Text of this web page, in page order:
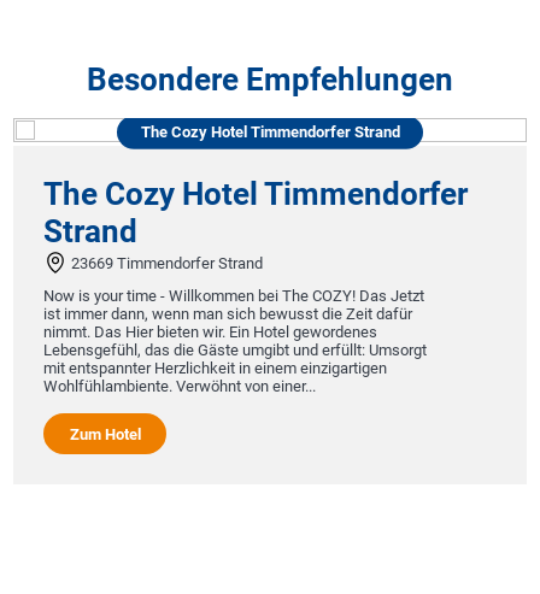
Besondere Empfehlungen
The Cozy Hotel Timmendorfer Strand
The Cozy Hotel Timmendorfer
Strand
23669 Timmendorfer Strand
Now is your time - Willkommen bei The COZY! Das Jetzt
ist immer dann, wenn man sich bewusst die Zeit dafür
nimmt. Das Hier bieten wir. Ein Hotel gewordenes
Lebensgefühl, das die Gäste umgibt und erfüllt: Umsorgt
mit entspannter Herzlichkeit in einem einzigartigen
Wohlfühlambiente. Verwöhnt von einer...
Zum Hotel